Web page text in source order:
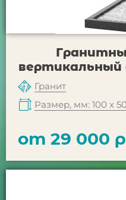
вертикальный
Гранит
Размер, мм: 100 х
от 29 000